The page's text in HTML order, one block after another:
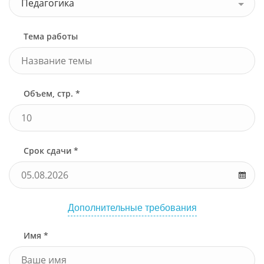
Педагогика
Тема работы
Объем, стр. *
Срок сдачи *
Дополнительные требования
Имя *